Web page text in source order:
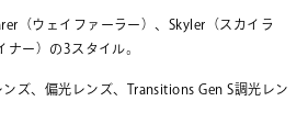
（ウェイファーラー）、Skyler（スカイラ
ナー）の3スタイル。
ズ、偏光レンズ、Transitions Gen S調光レン